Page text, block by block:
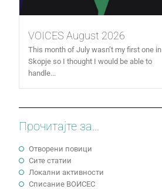
VOICES August 2026
This month of July wasn’t my first one in
Skopje so I thought I would be able to
handle...
Прочитајте за...
Отворени повици
Сите статии
Локални активности
Cписание ВОИСЕС